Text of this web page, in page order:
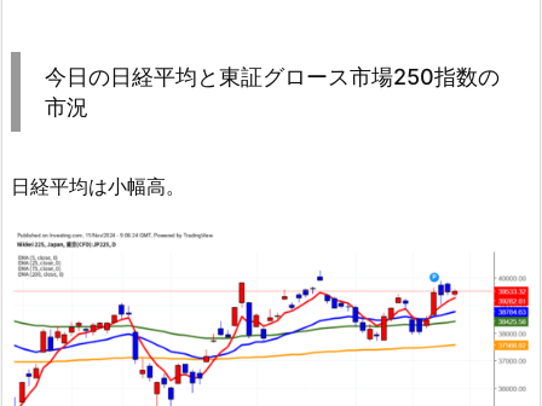
今日の日経平均と東証グロース市場250指数の
市況
日経平均は小幅高。